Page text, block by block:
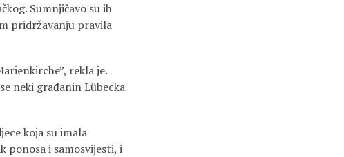
Sumnjičavo su ih
pridržavanju pravila
rekla je.
neki građanin Lübecka
koja su imala
ponosa i samosvijesti, i